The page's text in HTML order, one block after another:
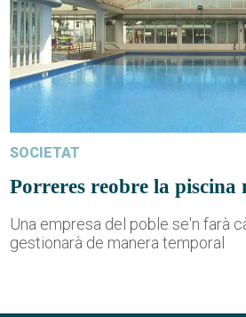
SOCIETAT
Porreres reobre la piscina
Una empresa del poble se'n farà
gestionarà de manera temporal